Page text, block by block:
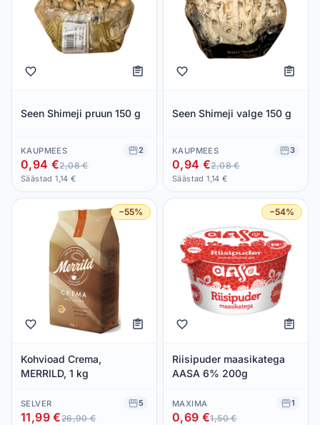
Seen Shimeji pruun 150 g
KAUPMEES 2
0,94 €2,08 €
Säästad 1,14 €
Seen Shimeji valge 150 g
KAUPMEES 3
0,94 €2,08 €
Säästad 1,14 €
−55%
Kohvioad Crema,
MERRILD, 1 kg
SELVER 5
11,99 €26,90 €
−54%
Riisipuder maasikatega
AASA 6% 200g
MAXIMA 1
0,69 €1,50 €